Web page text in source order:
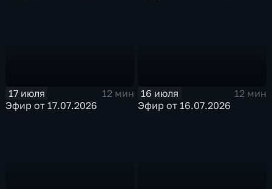
17 июля
12 мин
Эфир от 17.07.2026
16 июля
12 мин
Эфир от 16.07.2026